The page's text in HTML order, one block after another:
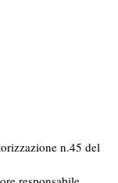
n.45 del